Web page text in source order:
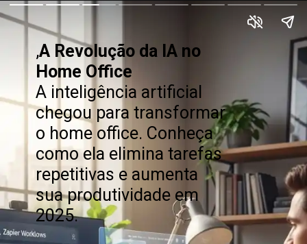
,A Revolução da IA no
Home Office
A inteligência artificial
chegou para transformar
o home office. Conheça
como ela elimina tarefas
repetitivas e aumenta
sua produtividade em
2025.